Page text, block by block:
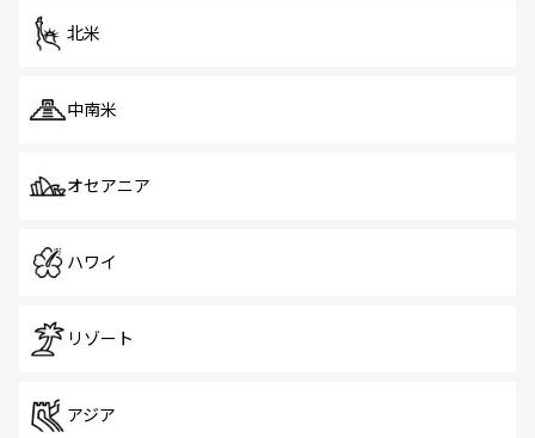
北米
中南米
オセアニア
ハワイ
リゾート
アジア